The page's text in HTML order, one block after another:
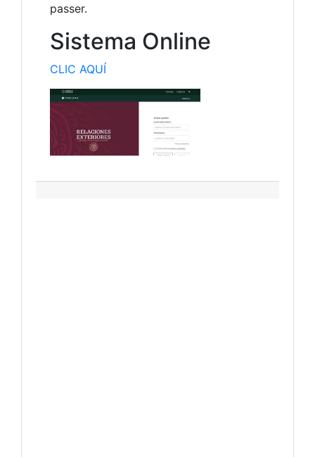
passer.
Sistema Online
CLIC AQUÍ